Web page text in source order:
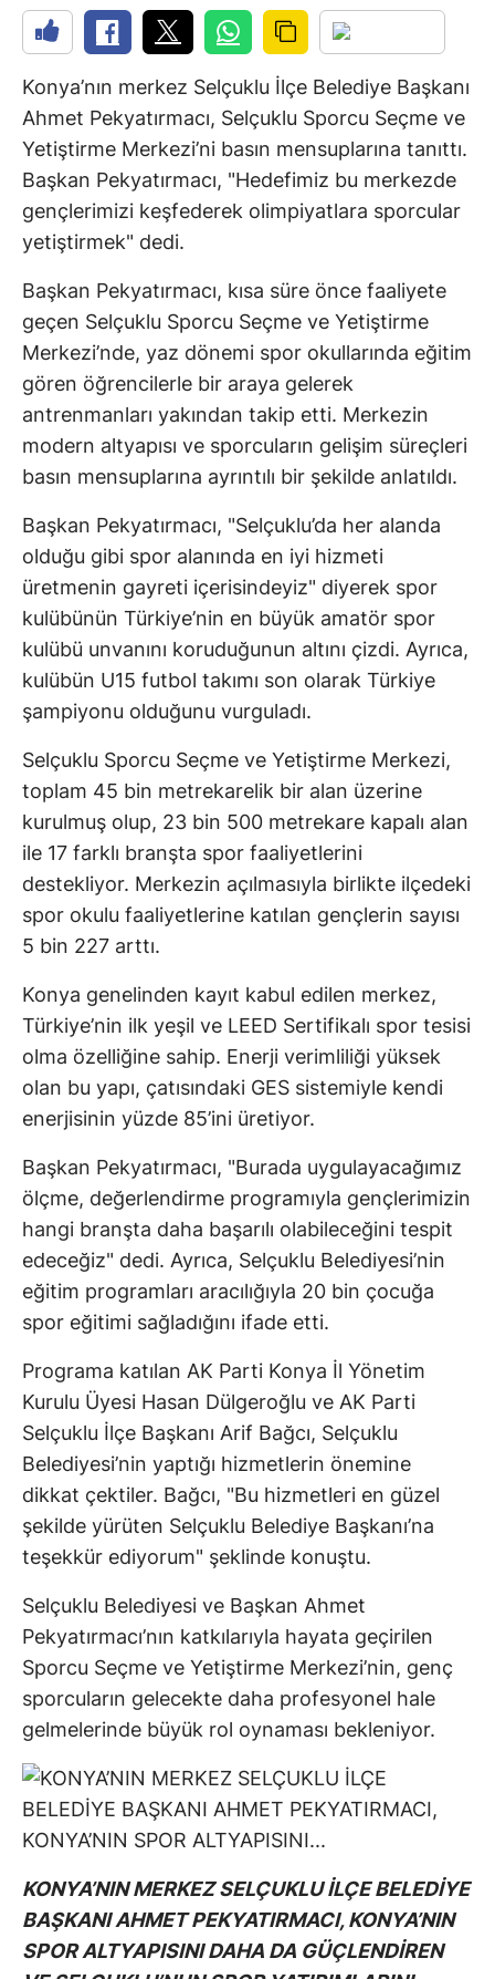
Konya’nın merkez Selçuklu İlçe Belediye Başkanı
Ahmet Pekyatırmacı, Selçuklu Sporcu Seçme ve
Yetiştirme Merkezi’ni basın mensuplarına tanıttı.
Başkan Pekyatırmacı, "Hedefimiz bu merkezde
gençlerimizi keşfederek olimpiyatlara sporcular
yetiştirmek" dedi.
Başkan Pekyatırmacı, kısa süre önce faaliyete
geçen Selçuklu Sporcu Seçme ve Yetiştirme
Merkezi’nde, yaz dönemi spor okullarında eğitim
gören öğrencilerle bir araya gelerek
antrenmanları yakından takip etti. Merkezin
modern altyapısı ve sporcuların gelişim süreçleri
basın mensuplarına ayrıntılı bir şekilde anlatıldı.
Başkan Pekyatırmacı, "Selçuklu’da her alanda
olduğu gibi spor alanında en iyi hizmeti
üretmenin gayreti içerisindeyiz" diyerek spor
kulübünün Türkiye’nin en büyük amatör spor
kulübü unvanını koruduğunun altını çizdi. Ayrıca,
kulübün U15 futbol takımı son olarak Türkiye
şampiyonu olduğunu vurguladı.
Selçuklu Sporcu Seçme ve Yetiştirme Merkezi,
toplam 45 bin metrekarelik bir alan üzerine
kurulmuş olup, 23 bin 500 metrekare kapalı alan
ile 17 farklı branşta spor faaliyetlerini
destekliyor. Merkezin açılmasıyla birlikte ilçedeki
spor okulu faaliyetlerine katılan gençlerin sayısı
5 bin 227 arttı.
Konya genelinden kayıt kabul edilen merkez,
Türkiye’nin ilk yeşil ve LEED Sertifikalı spor tesisi
olma özelliğine sahip. Enerji verimliliği yüksek
olan bu yapı, çatısındaki GES sistemiyle kendi
enerjisinin yüzde 85’ini üretiyor.
Başkan Pekyatırmacı, "Burada uygulayacağımız
ölçme, değerlendirme programıyla gençlerimizin
hangi branşta daha başarılı olabileceğini tespit
edeceğiz" dedi. Ayrıca, Selçuklu Belediyesi’nin
eğitim programları aracılığıyla 20 bin çocuğa
spor eğitimi sağladığını ifade etti.
Programa katılan AK Parti Konya İl Yönetim
Kurulu Üyesi Hasan Dülgeroğlu ve AK Parti
Selçuklu İlçe Başkanı Arif Bağcı, Selçuklu
Belediyesi’nin yaptığı hizmetlerin önemine
dikkat çektiler. Bağcı, "Bu hizmetleri en güzel
şekilde yürüten Selçuklu Belediye Başkanı’na
teşekkür ediyorum" şeklinde konuştu.
Selçuklu Belediyesi ve Başkan Ahmet
Pekyatırmacı’nın katkılarıyla hayata geçirilen
Sporcu Seçme ve Yetiştirme Merkezi’nin, genç
sporcuların gelecekte daha profesyonel hale
gelmelerinde büyük rol oynaması bekleniyor.
KONYA’NIN MERKEZ SELÇUKLU İLÇE BELEDİYE
BAŞKANI AHMET PEKYATIRMACI, KONYA’NIN
SPOR ALTYAPISINI DAHA DA GÜÇLENDİREN